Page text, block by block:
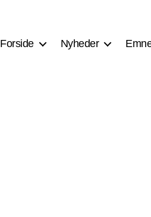
Forside Nyheder